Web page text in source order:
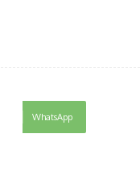
WhatsApp